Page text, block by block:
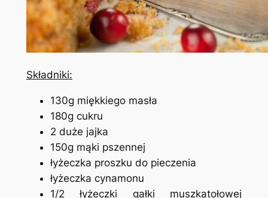
Składniki:
130g miękkiego masła
180g cukru
2 duże jajka
150g mąki pszennej
łyżeczka proszku do pieczenia
łyżeczka cynamonu
1/2 łyżeczki gałki muszkatołowej